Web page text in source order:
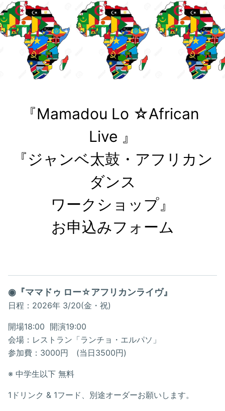
『Mamadou Lo ☆African
Live 』
『ジャンベ太鼓・アフリカン
ダンス
ワークショップ』
お申込みフォーム
◉『ママドゥ ロー☆アフリカンライヴ』
日程：2026年 3/20(金・祝)
開場18:00 開演19:00
会場：レストラン「ランチョ・エルパソ」
参加費：3000円 (当日3500円)
※ 中学生以下 無料
1ドリンク & 1フード、別途オーダーお願いします。